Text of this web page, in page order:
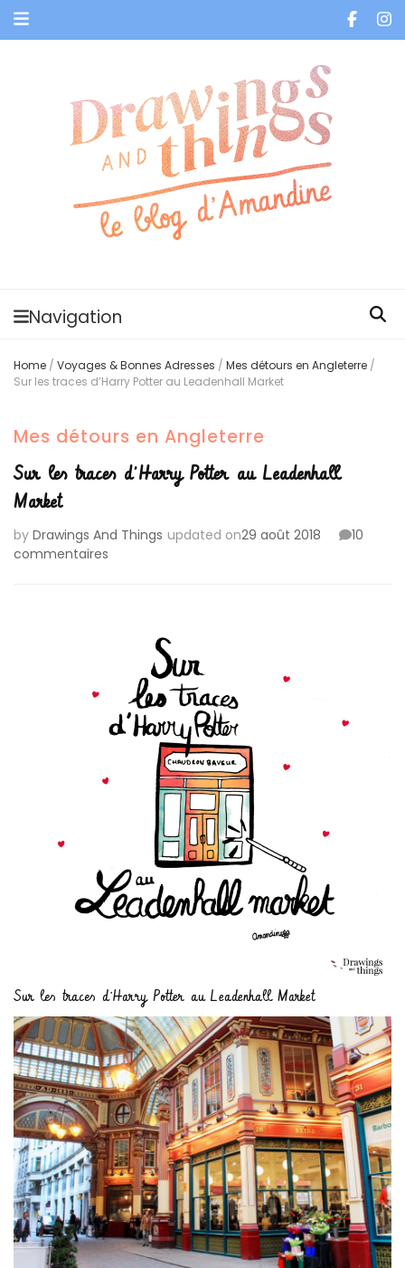
Navigation
Home / Voyages & Bonnes Adresses / Mes détours en Angleterre /
Sur les traces d’Harry Potter au Leadenhall Market
Mes détours en Angleterre
Sur les traces d’Harry Potter au Leadenhall
Market
by Drawings And Things updated on29 août 2018
10
commentaires
Leadenhall
Market
Sur les traces d’Harry Potter au Leadenhall Market